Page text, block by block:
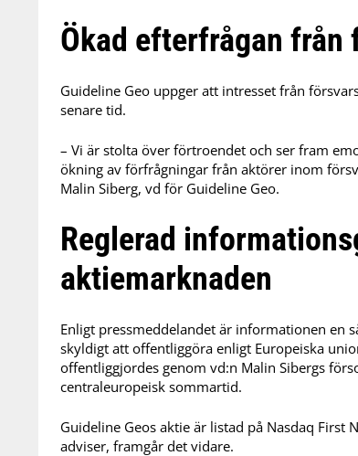
Ökad efterfrågan
Guideline Geo uppger att intresset från
senare tid.
– Vi är stolta över förtroendet och ser fram
ökning av förfrågningar från aktörer inom
Malin Siberg, vd för Guideline Geo.
Reglerad
aktiemarknaden
Enligt pressmeddelandet är informationen en
skyldigt att offentliggöra enligt Europeiska
offentliggjordes genom vd:n Malin Sibergs
centraleuropeisk sommartid.
Guideline Geos aktie är listad på Nasdaq First
adviser, framgår det vidare.